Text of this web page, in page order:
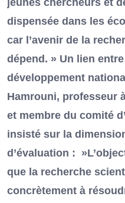
jeunes chercheurs et
dispensée dans les
car l’avenir de la
dépend. » Un lien
développement
Hamrouni, professeur
et membre du comité
insisté sur la
d’évaluation :
que la recherche
concrètement à